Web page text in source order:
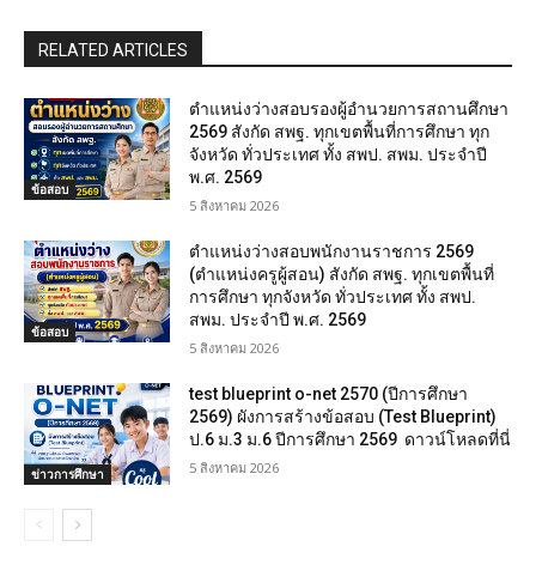
RELATED ARTICLES
ข้อสอบ
ตำแหน่งว่างสอบรองผู้อำนวยการสถานศึกษา
2569 สังกัด สพฐ. ทุกเขตพื้นที่การศึกษา ทุก
จังหวัด ทั่วประเทศ ทั้ง สพป. สพม. ประจำปี
พ.ศ. 2569
5 สิงหาคม 2026
ข้อสอบ
ตำแหน่งว่างสอบพนักงานราชการ 2569
(ตำแหน่งครูผู้สอน) สังกัด สพฐ. ทุกเขตพื้นที่
การศึกษา ทุกจังหวัด ทั่วประเทศ ทั้ง สพป.
สพม. ประจำปี พ.ศ. 2569
5 สิงหาคม 2026
ข่าวการศึกษา
test blueprint o-net 2570 (ปีการศึกษา
2569) ผังการสร้างข้อสอบ (Test Blueprint)
ป.6 ม.3 ม.6 ปีการศึกษา 2569 ดาวน์โหลดที่นี่
5 สิงหาคม 2026